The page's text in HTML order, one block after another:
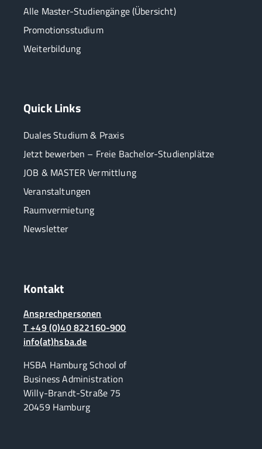
Alle Master-Studiengänge (Übersicht)
Promotionsstudium
Weiterbildung
Quick Links
Duales Studium & Praxis
Jetzt bewerben – Freie Bachelor-Studienplätze
JOB & MASTER Vermittlung
Veranstaltungen
Raumvermietung
Newsletter
Kontakt
Ansprechpersonen
T +49 (0)40 822160-900
info(at)hsba.de
HSBA Hamburg School of
Business Administration
Willy-Brandt-Straße 75
20459 Hamburg